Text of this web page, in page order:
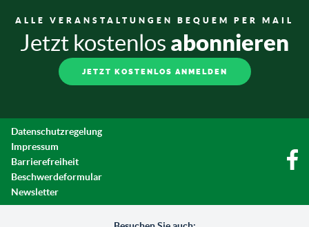
ALLE VERANSTALTUNGEN BEQUEM PER MAIL
Jetzt kostenlos abonnieren
JETZT KOSTENLOS ANMELDEN
Datenschutzregelung
Impressum
Barrierefreiheit
Beschwerdeformular
Newsletter